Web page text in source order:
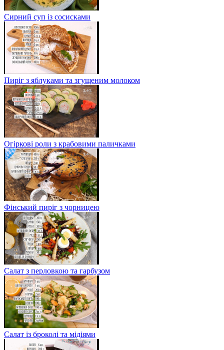
Сирний суп із сосисками
Пиріг з яблуками та згущеним молоком
Огіркові роли з крабовими паличками
Фінський пиріг з чорницею
Салат з перловкою та гарбузом
Салат із броколі та мідіями